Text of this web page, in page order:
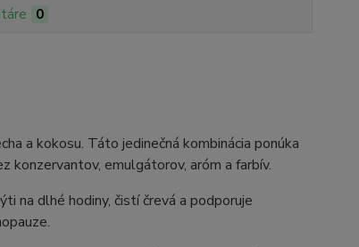
0
a kokosu. Táto jedinečná kombinácia ponúka
konzervantov, emulgátorov, aróm a farbív.
na dlhé hodiny, čistí črevá a podporuje